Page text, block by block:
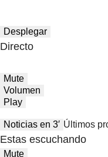
Desplegar
Directo
Mute
Volumen
Play
Noticias en 3′ Últimos
Estas escuchando
Mute